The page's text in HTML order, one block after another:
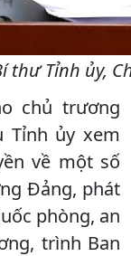
thư Tỉnh ủy,
chủ trương
Tỉnh ủy xem
về một số
Đảng, phát
phòng, an
trình Ban